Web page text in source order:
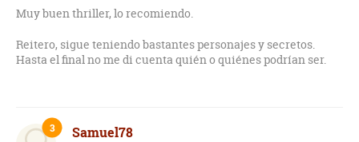
Muy buen thriller, lo recomiendo.
Reitero, sigue teniendo bastantes personajes y secretos.
Hasta el final no me di cuenta quién o quiénes podrían ser.
Samuel78
3